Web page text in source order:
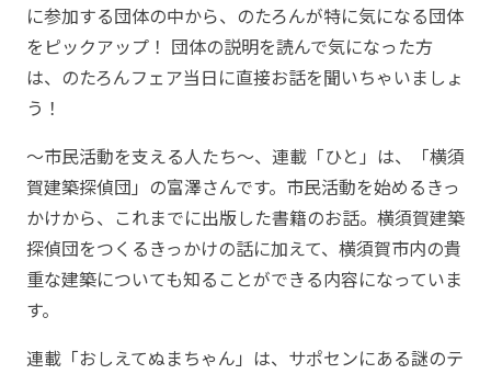
に参加する団体の中から、のたろんが特に気になる団体
をピックアップ！ 団体の説明を読んで気になった方
は、のたろんフェア当日に直接お話を聞いちゃいましょ
う！
～市民活動を支える人たち～、連載「ひと」は、「横須
賀建築探偵団」の富澤さんです。市民活動を始めるきっ
かけから、これまでに出版した書籍のお話。横須賀建築
探偵団をつくるきっかけの話に加えて、横須賀市内の貴
重な建築についても知ることができる内容になっていま
す。
連載「おしえてぬまちゃん」は、サポセンにある謎のテ